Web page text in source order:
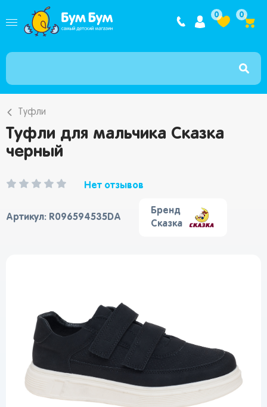
Интернет
0 0
Туфли
Туфли для мальчика Сказка
черный
Нет отзывов
Артикул: R096594535DA
Бренд
Сказка